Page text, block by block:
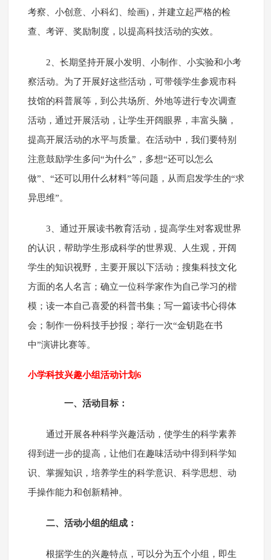
考察、小创意、小科幻、绘画)，并建立起严格的检
查、考评、奖励制度，以提高科技活动的实效。
2、长期坚持开展小发明、小制作、小实验和小考
察活动。为了开展好这些活动，可带领学生参观市科
技馆的科普展等，到公共场所、外地等进行专次调查
活动，通过开展活动，让学生开阔眼界，丰富头脑，
提高开展活动的水平与质量。在活动中，我们要特别
注意鼓励学生多问“为什么”，多想“还可以怎么
做”、“还可以用什么材料”等问题，从而启发学生的“求
异思维”。
3、通过开展读书教育活动，提高学生对客观世界
的认识，帮助学生形成科学的世界观、人生观，开阔
学生的知识视野，主要开展以下活动；搜集科技文化
方面的名人名言；确立一位科学家作为自己学习的楷
模；读一本自己喜爱的科普书集；写一篇读书心得体
会；制作一份科技手抄报；举行一次“金钥匙在书
中”演讲比赛等。
小学科技兴趣小组活动计划6
一、活动目标：
通过开展各种科学兴趣活动，使学生的科学素养
得到进一步的提高，让他们在趣味活动中得到科学知
识、掌握知识，培养学生的科学意识、科学思想、动
手操作能力和创新精神。
二、活动小组的组成：
根据学生的兴趣特点，可以分为五个小组，即生